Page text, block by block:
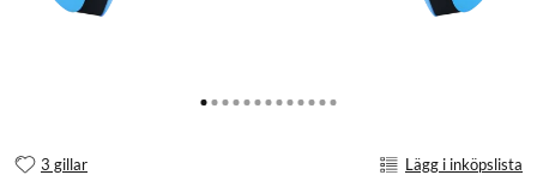
3 gillar Lägg i inköpslista